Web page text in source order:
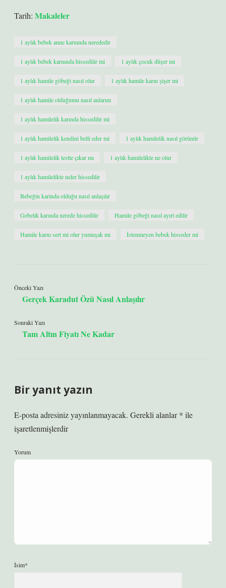
Tarih: Makaleler
1 aylık bebek anne karnında nerededir
1 aylık bebek karnında hissedilir mi 1 aylık çocuk düşer mi
1 aylık hamile göbeği nasıl olur 1 aylık hamile karın şişer mi
1 aylık hamile olduğumu nasıl anlarım
1 aylık hamilelik karında hissedilir mi
1 aylık hamilelik kendini belli eder mi 1 aylık hamilelik nasıl görünür
1 aylık hamilelik testte çıkar mı 1 aylık hamilelikte ne olur
1 aylık hamilelikte neler hissedilir
Bebeğin karinda olduğu nasıl anlaşılır
Gebelik karında nerede hissedilir Hamile göbeği nasıl ayırt edilir
Hamile karnı sert mi olur yumuşak mı İstenmeyen bebek hisseder mi
Önceki Yazı
Gerçek Karadut Özü Nasıl Anlaşılır
Sonraki Yazı
Tam Altın Fiyatı Ne Kadar
Bir yanıt yazın
E-posta adresiniz yayınlanmayacak. Gerekli alanlar* ile
işaretlenmişlerdir
Yorum
İsim*